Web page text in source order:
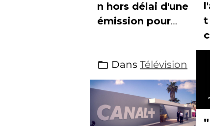
n hors délai d'une
émission pour
que Canal+ s'est
attiré les foudres
des chaînes
concurrentes
t
Dans Télévision